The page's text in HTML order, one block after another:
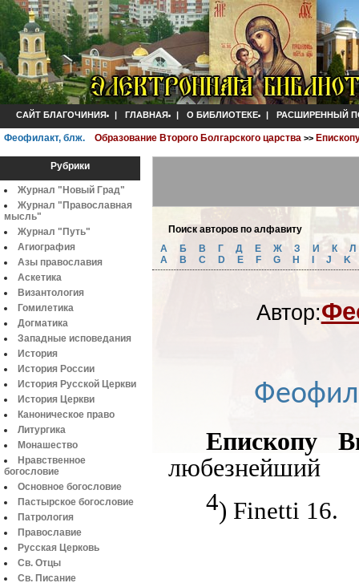
САЙТ БЛАГОЧИНИЯ | ГЛАВНАЯ | О БИБЛИОТЕКЕ | РАСШИРЕННЫЙ
Феофилакт, блж. Образование Второго Болгарского царства >>
Рубрики
Журнал "Новый Град"
Журнал "Православная
мысль"
Журнал "Путь"
Агиография
Азы православия
Аскетика
Византология
Гомилетика
Догматика
Западные исповедания
История
История России
История Русской Церкви
История Церкви
Каноническое право
Литургика
Монашество
Нравственное
богословие
Основное богословие
Пастырское богословие
Патрология
Православие
Русская Церковь
Св. Отцы
Св. Писание
Поиск авторов по алфавиту
А
Б B Г Д Е Ж З И К
A
B C D E F G H J K
Автор:
Епископу
любезнейший
4) Finetti 16.